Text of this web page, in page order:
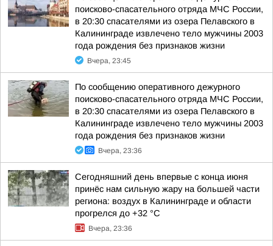
поисково-спасательного отряда МЧС России,
в 20:30 спасателями из озера Пелавского в
Калининграде извлечено тело мужчины 2003
года рождения без признаков жизни
Вчера, 23:45
По сообщению оперативного дежурного
поисково-спасательного отряда МЧС России,
в 20:30 спасателями из озера Пелавского в
Калининграде извлечено тело мужчины 2003
года рождения без признаков жизни
Вчера, 23:36
Сегодняшний день впервые с конца июня
принёс нам сильную жару на большей части
региона: воздух в Калининграде и области
прогрелся до +32 °С
Вчера, 23:36